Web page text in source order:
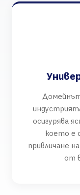
осигурява
което е
привличане
от